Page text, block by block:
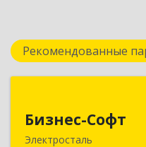
Рекомендованные
Бизнес-Софт
Электросталь
144000, Московская